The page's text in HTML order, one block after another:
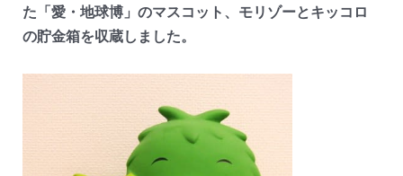
た「愛・地球博」のマスコット、モリゾーとキッコロ
の貯金箱を収蔵しました。